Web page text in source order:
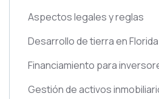
Aspectos legales y reglas
Desarrollo de tierra en Florida
Financiamiento para
Gestión de activos